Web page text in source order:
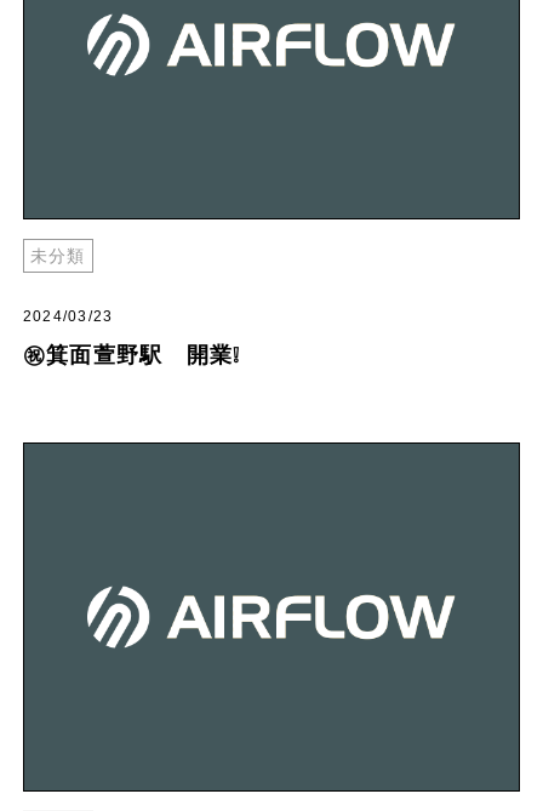
未分類
2024/03/23
㊗︎箕面萱野駅 開業❕